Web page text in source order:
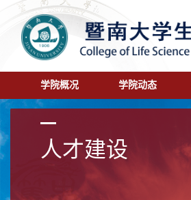
学院概况 学院动态
人才建设